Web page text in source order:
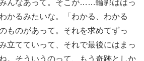
んなあって。そこが……輪郭ははっ
かるみたいな。「わかる、わかる
ものがあって。それを求めてずっ
立てていって、それで最後にはまっ
。そういうのって、もう奇跡としか